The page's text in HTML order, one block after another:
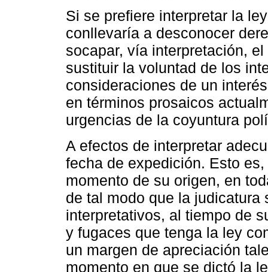
Si se prefiere interpretar la
conllevaría a desconocer
socapar, vía interpretación,
sustituir la voluntad de los
consideraciones de un
en términos prosaicos
urgencias de la coyuntura
A efectos de interpretar
fecha de expedición. Esto
momento de su origen, en
de tal modo que la
interpretativos, al tiempo de
y fugaces que tenga la ley
un margen de apreciación
momento en que se dictó la